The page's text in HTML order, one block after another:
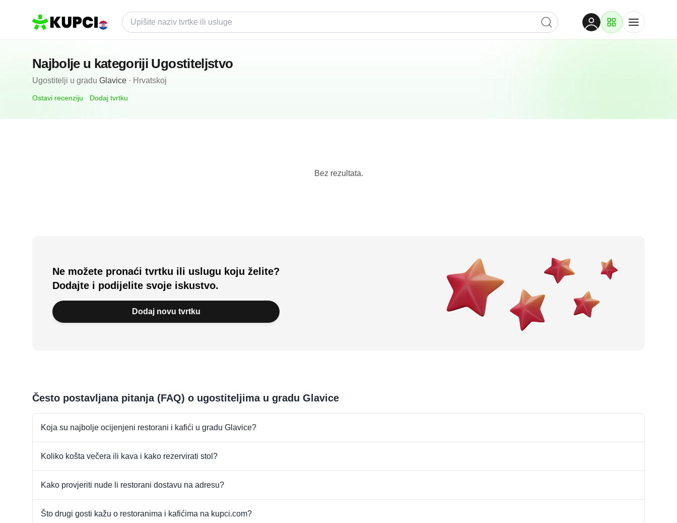
Posljednje recenzije
Dodaj tvrtku
Ostavi recenziju
Najbolje u kategoriji Ugostiteljstvo
Ugostitelji u gradu Glavice · Hrvatskoj
Ostavi recenziju · Dodaj tvrtku
Bez rezultata.
Ne možete pronaći tvrtku ili uslugu koju želite?
Dodajte i podijelite svoje iskustvo.
Dodaj novu tvrtku
Često postavljana pitanja (FAQ) o ugostiteljima u gradu Glavice
Koja su najbolje ocijenjeni restorani i kafići u gradu Glavice?
Koliko košta večera ili kava i kako rezervirati stol?
Kako provjeriti nude li restorani dostavu na adresu?
Što drugi gosti kažu o restoranima i kafićima na kupci.com?